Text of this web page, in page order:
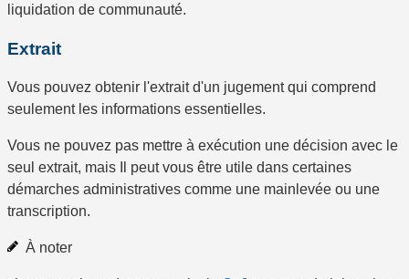
liquidation de communauté.
Extrait
Vous pouvez obtenir l'extrait d'un jugementqui comprend
seulement les informations essentielles.
Vous ne pouvez pas mettre à exécution une décision avec le
seul extrait, mais Il peut vous être utile dans certaines
démarches administratives comme une mainlevée ou une
transcription.
À noter